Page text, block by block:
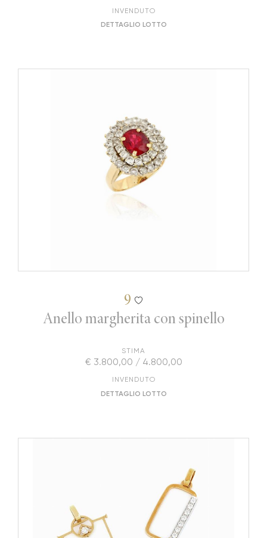
INVENDUTO
DETTAGLIO LOTTO
9
Anello margherita con spinello
STIMA
€ 3.800,00 / 4.800,00
INVENDUTO
DETTAGLIO LOTTO